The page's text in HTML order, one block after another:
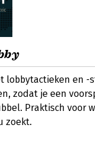
lobbytactieken en -
zodat je een
Praktisch voor
zoekt.